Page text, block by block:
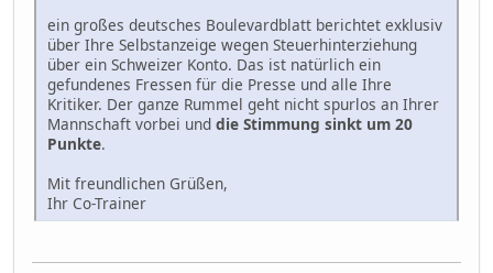
ein großes deutsches Boulevardblatt berichtet exklusiv
über Ihre Selbstanzeige wegen Steuerhinterziehung
über ein Schweizer Konto. Das ist natürlich ein
gefundenes Fressen für die Presse und alle Ihre
Kritiker. Der ganze Rummel geht nicht spurlos an Ihrer
Mannschaft vorbei und die Stimmung sinkt um 20
Punkte.
Mit freundlichen Grüßen,
Ihr Co-Trainer